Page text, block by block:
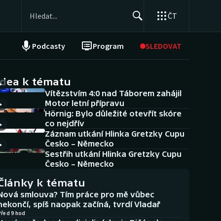
ČT
Podcasty Program SLEDOVAT
NEPŘEHLÉDNĚTE
Historické návraty
Aplikace ČT sport
AZ kvíz
k tématu
Vítězstvím 4:0 nad Táborem zahájil
Motor letní přípravu
Hörnig: Bylo důležité otevřít skóre
co nejdřív
Záznam utkání Hlinka Gretzky Cupu
Česko – Německo
Sestřih utkání Hlinka Gretzky Cupu
Česko – Německo
k tématu
smlouva? Tím práce pro mě vůbec
spíš naopak začíná, tvrdí Vladař
9 hod